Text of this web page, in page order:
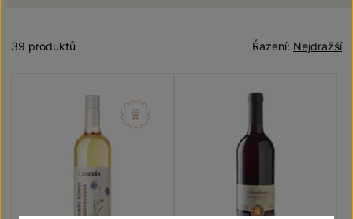
Nejdražší
Řazení:
39 produktů